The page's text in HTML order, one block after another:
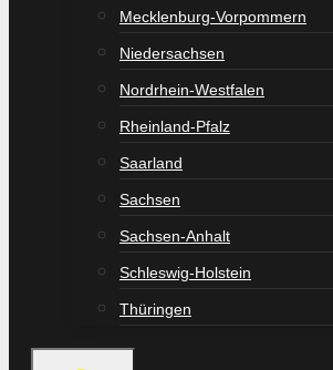
Mecklenburg-Vorpommern
Niedersachsen
Nordrhein-Westfalen
Rheinland-Pfalz
Saarland
Sachsen
Sachsen-Anhalt
Schleswig-Holstein
Thüringen